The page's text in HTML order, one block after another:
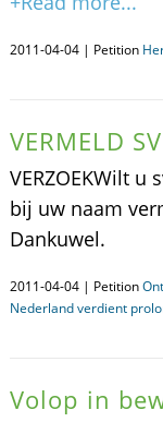
2011-04-04 | Petition
VERMELD
VERZOEKWilt u
bij uw naam
Dankuwel.
2011-04-04 | Petition
Nederland verdient
Volop in